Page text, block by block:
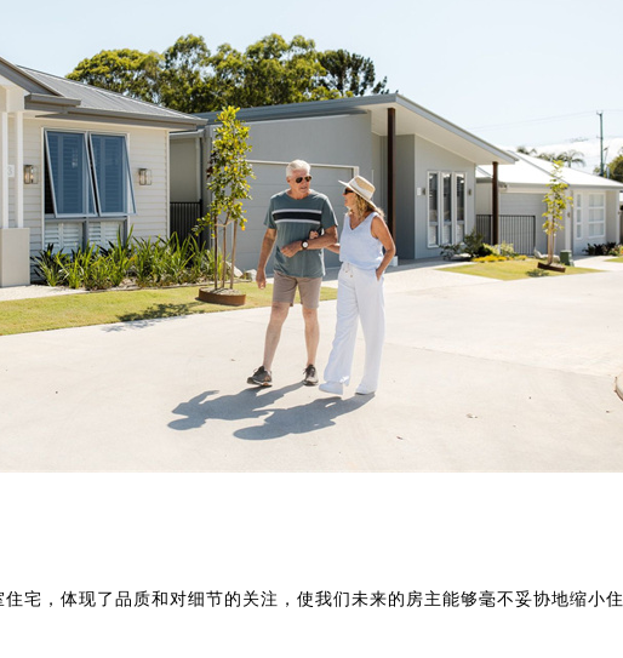
宅，体现了品质和对细节的关注，使我们未来的房主能够毫不妥协地缩小住